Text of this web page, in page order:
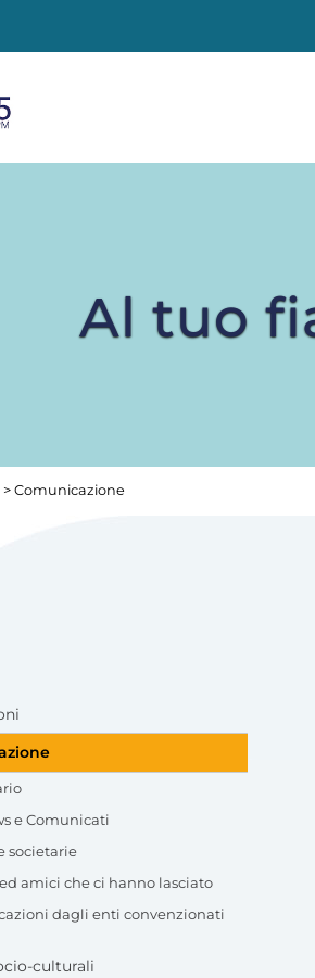
Al tuo
> Comunicazione
e Comunicati
societarie
amici che ci hanno lasciato
dagli enti convenzionati
culturali